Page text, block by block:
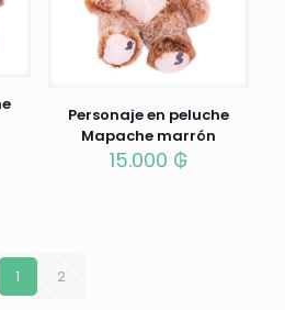
Personaje en peluche
Mapache marrón
15.000 ₲
1 2